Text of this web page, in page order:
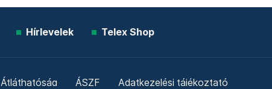
Hírlevelek Telex Shop
Átláthatóság ÁSZF Adatkezelési tájékoztató